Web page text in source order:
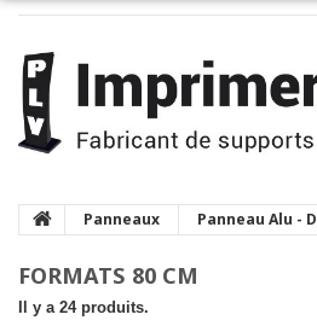
Panneaux Panneau Alu -
FORMATS 80 CM
Il y a 24 produits.